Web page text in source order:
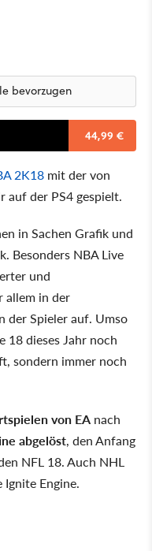
bevorzugen
44,99 €
2K18 mit der von
auf der PS4 gespielt.
in Sachen Grafik und
Besonders NBA Live
und
allem in der
der Spieler auf. Umso
18 dieses Jahr noch
sondern immer noch
von EA nach
abgelöst, den Anfang
NFL 18. Auch NHL
Engine.